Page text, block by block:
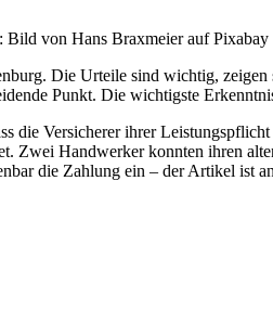
Bild von Hans Braxmeier auf Pixabay
Die Urteile sind wichtig,
Punkt. Die wichtigste
die Versicherer ihrer
Zwei Handwerker konnten ihren
die Zahlung ein – der Artikel ist